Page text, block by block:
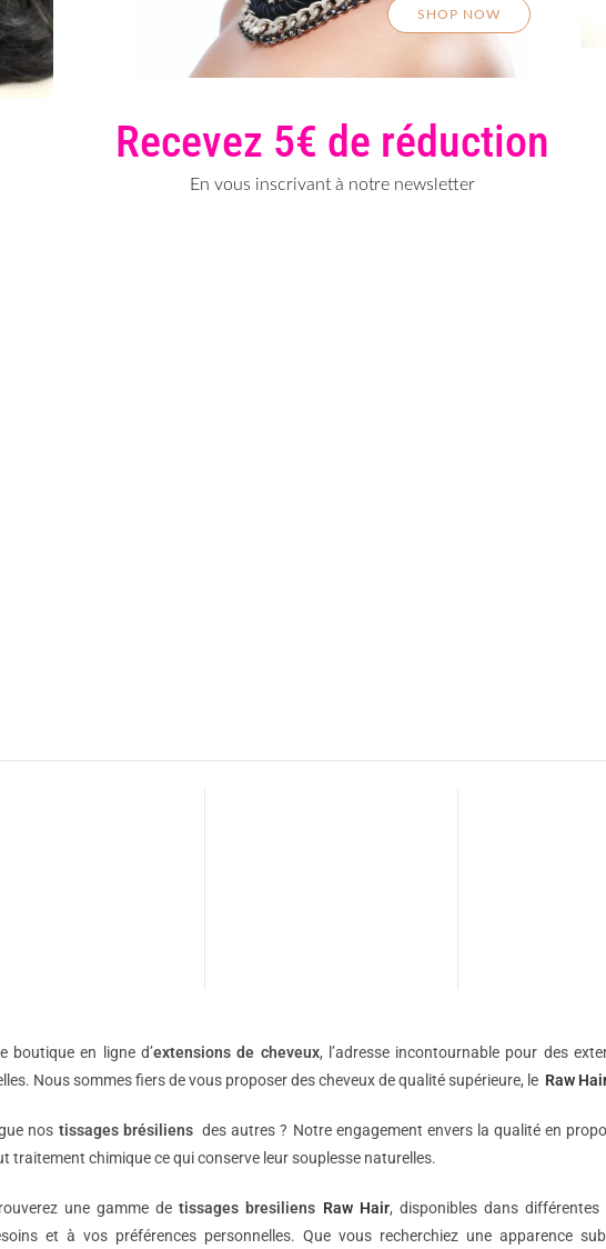
SHOP NOW
Recevez 5€ de réduction
En vous inscrivant à notre newsletter
boutique en ligne d’extensions de cheveux, l’adresse incontournable pour des
Nous sommes fiers de vous proposer des cheveux de qualité supérieure, le Raw
nos tissages brésiliensdes autres ? Notre engagement envers la qualité en
traitement chimique ce qui conserve leur souplesse naturelles.
une gamme detissages bresiliens Raw Hair, disponibles dans
et à vos préférences personnelles. Que vous recherchiez une apparence